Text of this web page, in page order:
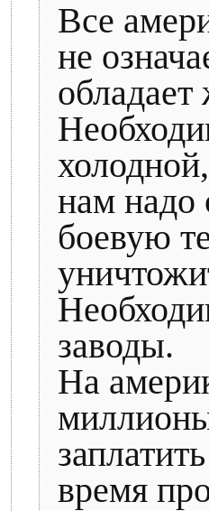
Все
не
нам надо
боевую
заводы.
На
время